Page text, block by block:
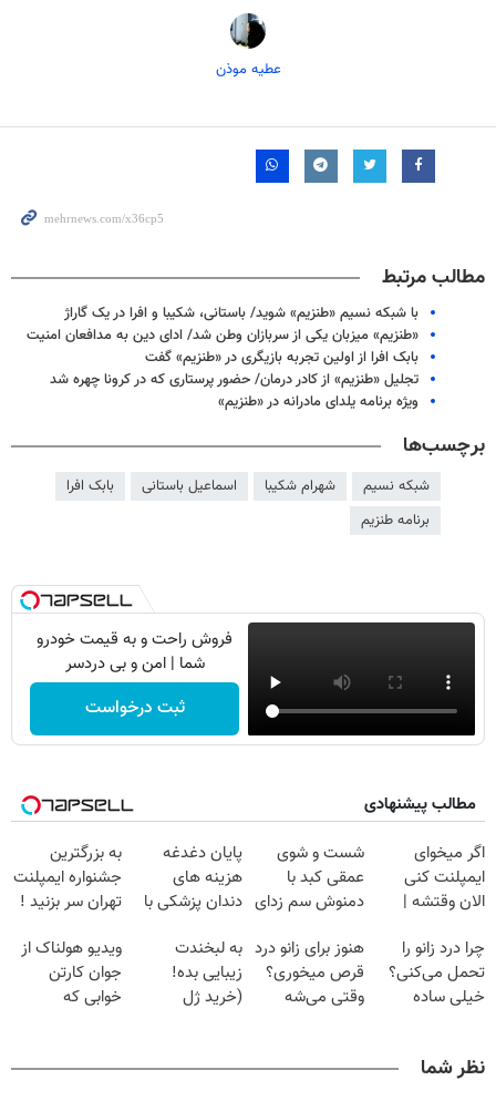
عطیه موذن
مطالب مرتبط
با شبکه نسیم «طنزیم» شوید/ باستانی، شکیبا و افرا در یک گاراژ
«طنزیم» میزبان یکی از سربازان وطن شد/ ادای دین به مدافعان امنیت
بابک افرا از اولین تجربه بازیگری در «طنزیم» گفت
تجلیل «طنزیم» از کادر درمان/ حضور پرستاری که در کرونا چهره شد
ویژه برنامه یلدای مادرانه در «طنزیم»
برچسب‌ها
شبکه نسیم شهرام شکیبا اسماعیل باستانی
بابک افرا
برنامه طنزیم
فروش راحت و به قیمت خودرو
شما | امن و بی دردسر
ثبت درخواست
مطالب پیشنهادی
اگر میخوای
ایمپلنت کنی
الان وقتشه |
میلیون تومان!!!
شست و شوی
عمقی کبد با
دمنوش سم زدای
پایان دغدغه
هزینه های
دندان پزشکی با
خانگی
به بزرگترین
جشنواره ایمپلنت
تهران سر بزنید !
میلیون !
چرا درد زانو را
تحمل می‌کنی؟
خیلی ساده
هنوز برای زانو درد
قرص میخوری؟
وقتی می‌شه
به لبخندت
زیبایی بده!
(خرید ژل
با40%تخفیف)
ویدیو هولناک از
جوان کارتن
خوابی که
نظر شما